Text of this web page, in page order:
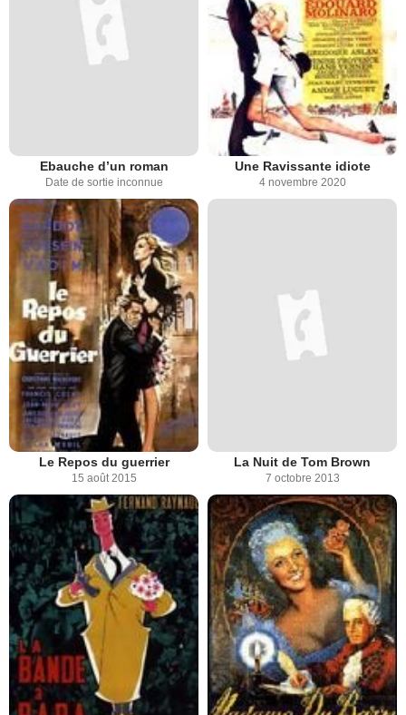
Ebauche d’un roman
Date de sortie inconnue
Une Ravissante idiote
4 novembre 2020
Le Repos du guerrier
15 août 2015
La Nuit de Tom Brown
7 octobre 2013